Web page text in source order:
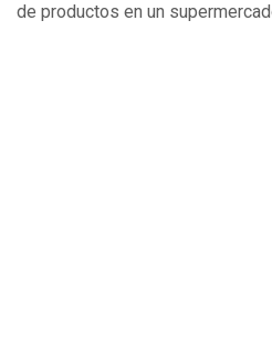
de productos en un